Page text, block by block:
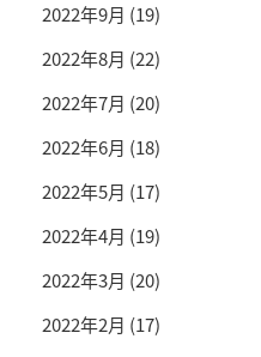
2022年9月 (19)
2022年8月 (22)
2022年7月 (20)
2022年6月 (18)
2022年5月 (17)
2022年4月 (19)
2022年3月 (20)
2022年2月 (17)